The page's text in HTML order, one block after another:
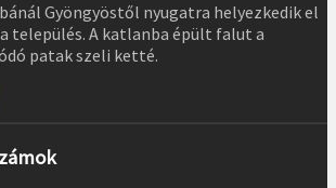
Gyöngyöstől nyugatra helyezkedik el
település. A katlanba épült falut a
patak szeli ketté.